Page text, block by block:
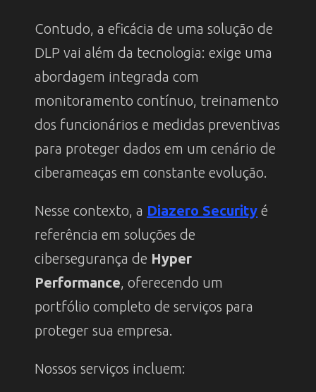
Contudo, a eficácia de uma solução de
DLP vai além da tecnologia: exige uma
abordagem integrada com
monitoramento contínuo, treinamento
dos funcionários e medidas preventivas
para proteger dados em um cenário de
ciberameaças em constante evolução.
Nesse contexto, a Diazero Security é
referência em soluções de
cibersegurança de Hyper
Performance, oferecendo um
portfólio completo de serviços para
proteger sua empresa.
Nossos serviços incluem: